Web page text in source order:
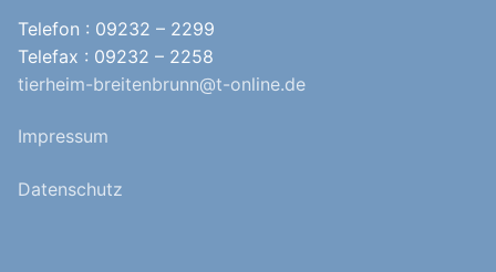
Telefon : 09232 – 2299
Telefax : 09232 – 2258
tierheim-breitenbrunn@t-online.de
Impressum
Datenschutz